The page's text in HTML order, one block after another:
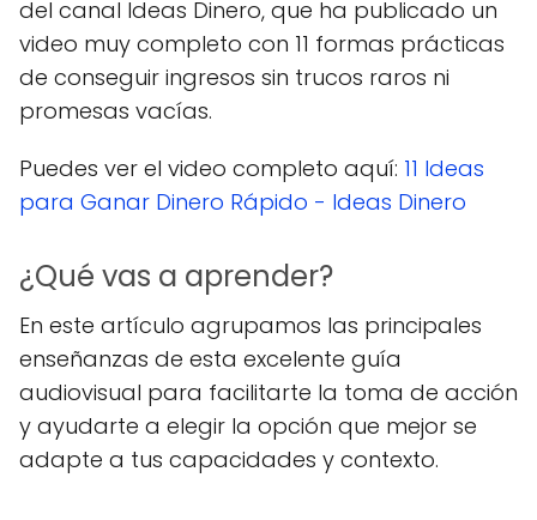
del canal Ideas Dinero, que ha publicado un
video muy completo con 11 formas prácticas
de conseguir ingresos sin trucos raros ni
promesas vacías.
Puedes ver el video completo aquí: 11 Ideas
para Ganar Dinero Rápido - Ideas Dinero
¿Qué vas a aprender?
En este artículo agrupamos las principales
enseñanzas de esta excelente guía
audiovisual para facilitarte la toma de acción
y ayudarte a elegir la opción que mejor se
adapte a tus capacidades y contexto.